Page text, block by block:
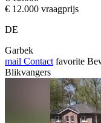
€ 12.000 vraagprijs
DE
Garbek
mail Contact favorite
Blikvangers